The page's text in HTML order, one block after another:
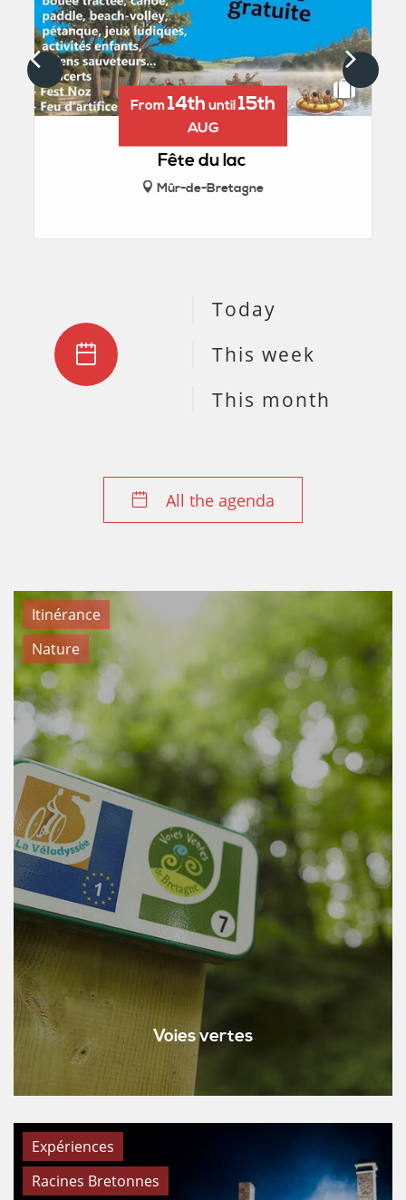
From14th until15th
AUG
Fête du lac
Mûr-de-Bretagne
Today
This week
This month
All the agenda
Voies vertes
Itinérance
Nature
Expériences
Racines Bretonnes